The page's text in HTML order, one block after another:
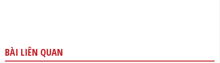
BÀI LIÊN QUAN